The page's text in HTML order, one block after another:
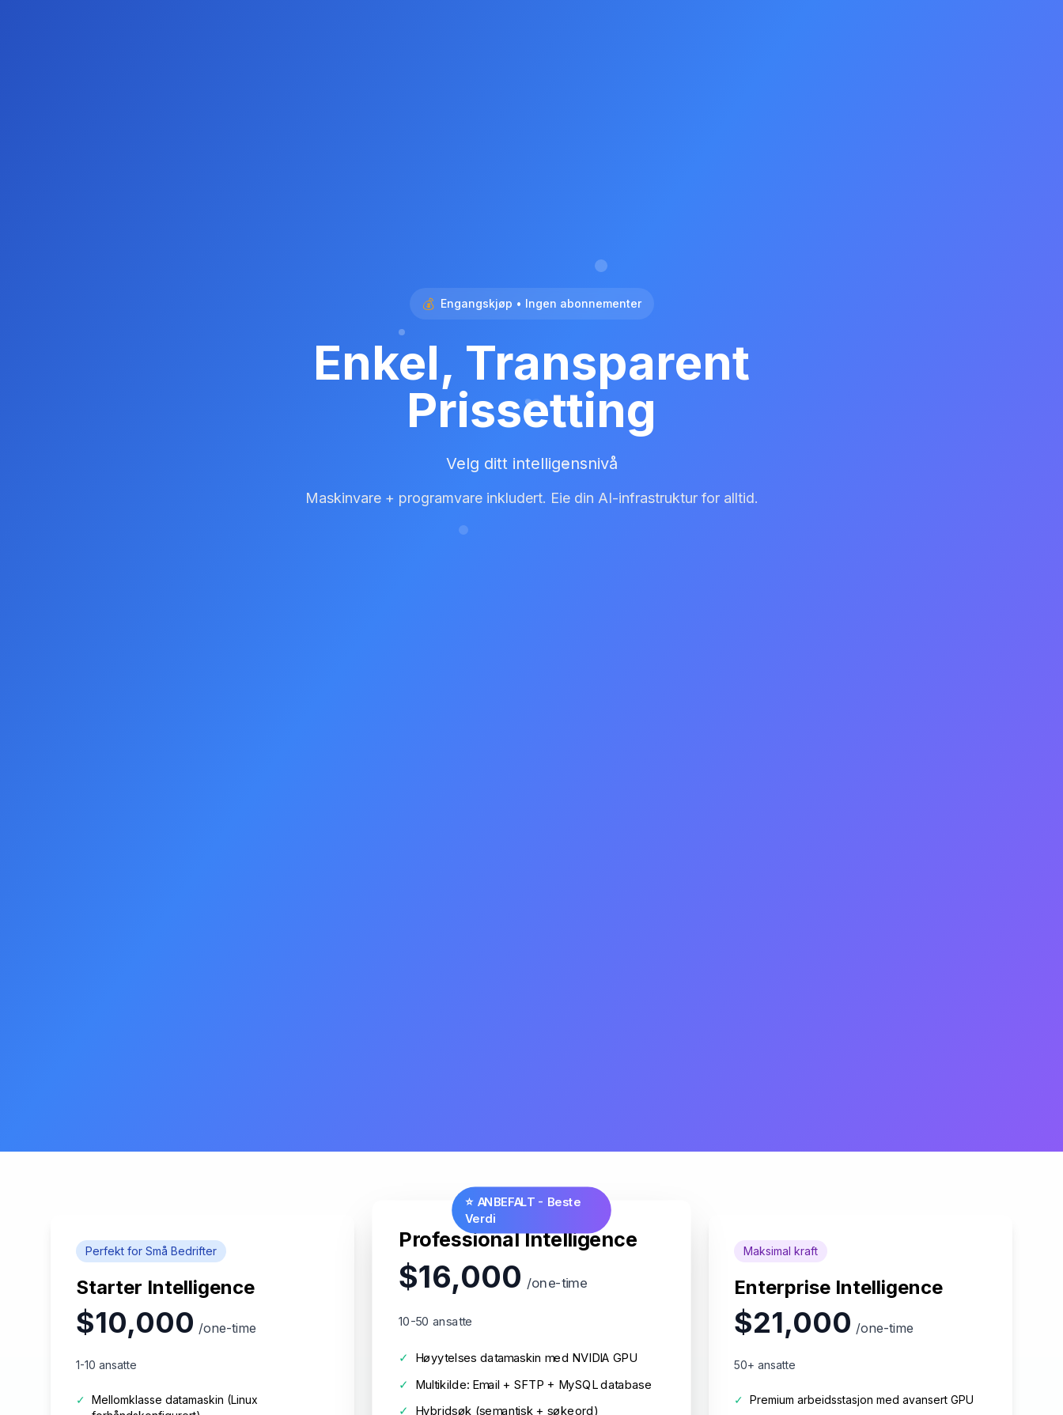
💰 Engangskjøp • Ingen abonnementer
Enkel, Transparent
Prissetting
Velg ditt intelligensnivå
Maskinvare + programvare inkludert. Eie din AI-infrastruktur for alltid.
Perfekt for Små Bedrifter
Starter Intelligence
$10,000 /one-time
1-10 ansatte
✓ Mellomklasse datamaskin (Linux
⭐ ANBEFALT - Beste
Verdi
Professional Intelligence
$16,000 /one-time
10-50 ansatte
✓ Høyytelses datamaskin med NVIDIA GPU
✓ Multikilde: Email + SFTP + MySQL database
✓
Hybridsøk (semantisk + søkeord)
Maksimal kraft
Enterprise Intelligence
$21,000 /one-time
50+ ansatte
✓ Premium arbeidsstasjon med avansert GPU